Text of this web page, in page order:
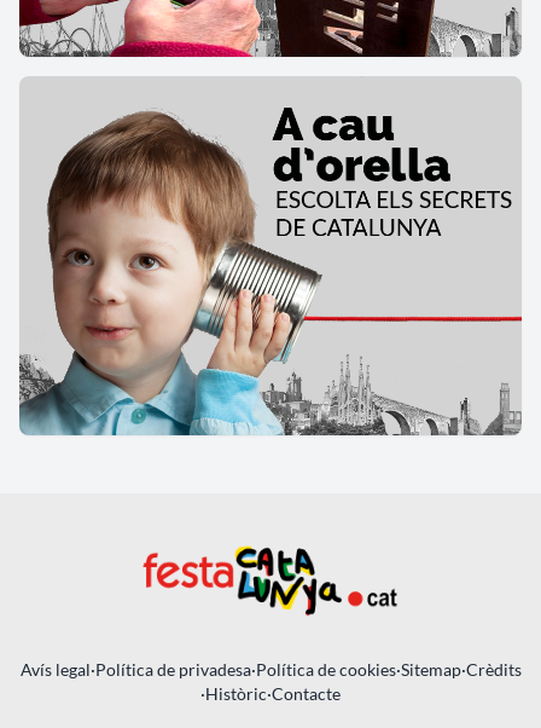
Avís legal·Política de privadesa·Política de cookies·Sitemap·Crèdits
·Històric·Contacte